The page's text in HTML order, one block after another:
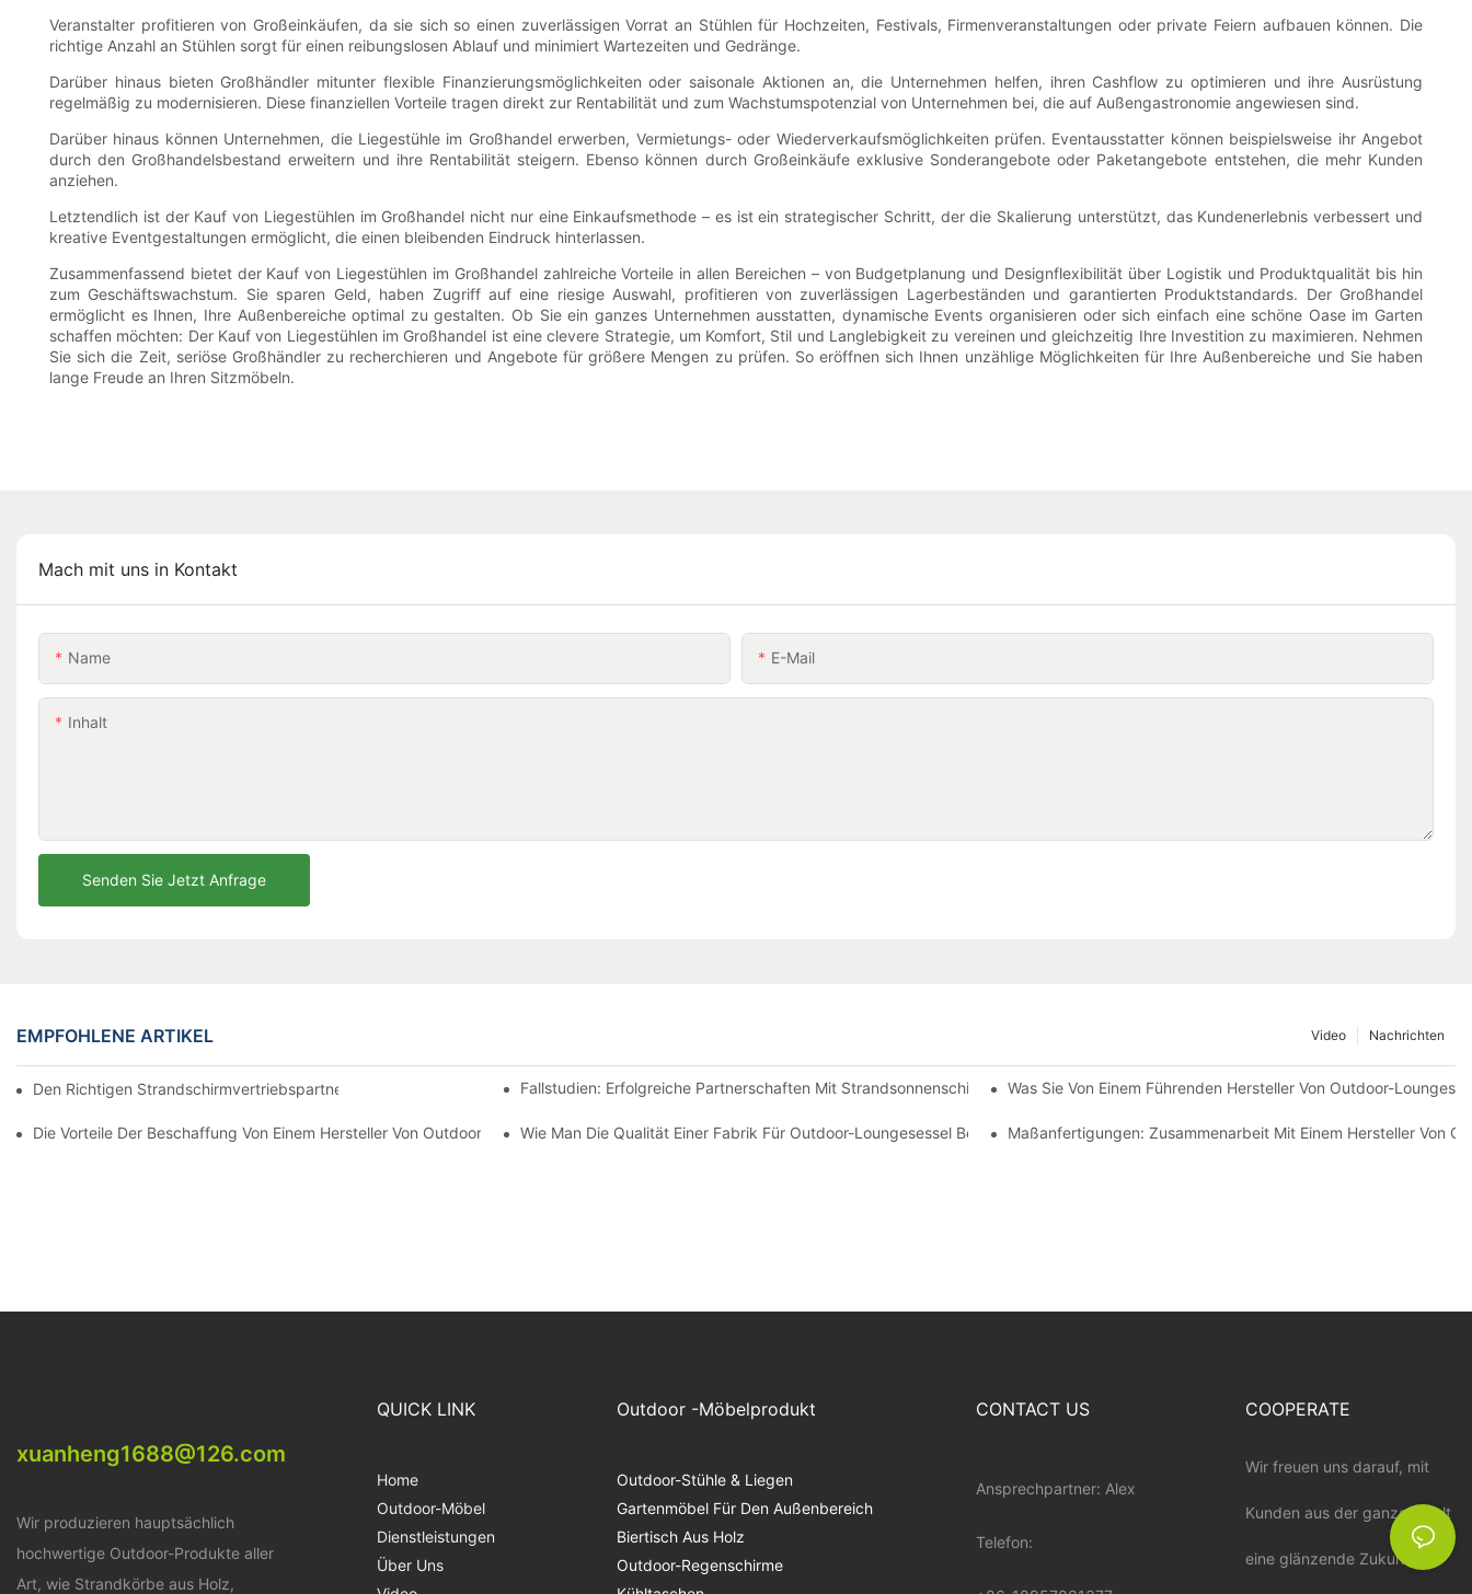
Veranstalter profitieren von Großeinkäufen, da sie sich so einen zuverlässigen Vorrat an Stühlen für Hochzeiten, Festivals, Firmenveranstaltungen oder private Feiern aufbauen können. Die
richtige Anzahl an Stühlen sorgt für einen reibungslosen Ablauf und minimiert Wartezeiten und Gedränge.
Darüber hinaus bieten Großhändler mitunter flexible Finanzierungsmöglichkeiten oder saisonale Aktionen an, die Unternehmen helfen, ihren Cashflow zu optimieren und ihre Ausrüstung
regelmäßig zu modernisieren. Diese finanziellen Vorteile tragen direkt zur Rentabilität und zum Wachstumspotenzial von Unternehmen bei, die auf Außengastronomie angewiesen sind.
Darüber hinaus können Unternehmen, die Liegestühle im Großhandel erwerben, Vermietungs- oder Wiederverkaufsmöglichkeiten prüfen. Eventausstatter können beispielsweise ihr Angebot
durch den Großhandelsbestand erweitern und ihre Rentabilität steigern. Ebenso können durch Großeinkäufe exklusive Sonderangebote oder Paketangebote entstehen, die mehr Kunden
anziehen.
Letztendlich ist der Kauf von Liegestühlen im Großhandel nicht nur eine Einkaufsmethode – es ist ein strategischer Schritt, der die Skalierung unterstützt, das Kundenerlebnis verbessert und
kreative Eventgestaltungen ermöglicht, die einen bleibenden Eindruck hinterlassen.
Zusammenfassend bietet der Kauf von Liegestühlen im Großhandel zahlreiche Vorteile in allen Bereichen – von Budgetplanung und Designflexibilität über Logistik und Produktqualität bis hin
zum Geschäftswachstum. Sie sparen Geld, haben Zugriff auf eine riesige Auswahl, profitieren von zuverlässigen Lagerbeständen und garantierten Produktstandards. Der Großhandel
ermöglicht es Ihnen, Ihre Außenbereiche optimal zu gestalten. Ob Sie ein ganzes Unternehmen ausstatten, dynamische Events organisieren oder sich einfach eine schöne Oase im Garten
schaffen möchten: Der Kauf von Liegestühlen im Großhandel ist eine clevere Strategie, um Komfort, Stil und Langlebigkeit zu vereinen und gleichzeitig Ihre Investition zu maximieren. Nehmen
Sie sich die Zeit, seriöse Großhändler zu recherchieren und Angebote für größere Mengen zu prüfen. So eröffnen sich Ihnen unzählige Möglichkeiten für Ihre Außenbereiche und Sie haben
lange Freude an Ihren Sitzmöbeln.
Mach mit uns in Kontakt
Name E-Mail
Inhalt
Senden Sie Jetzt Anfrage
EMPFOHLENE ARTIKEL Nachrichten
Video
Den Richtigen Strandschirmvertriebspartner Für Ihre Geschäftlichen Bedürfnisse FindenFallstudien: Erfolgreiche Partnerschaften Mit StrandsonnenschirmvertreibernWas Sie Von Einem Führenden Hersteller Von Outdoor-
Die Vorteile Der Beschaffung Von Einem Hersteller Von Outdoor-Lounge-StühlenWie Man Die Qualität Einer Fabrik Für Outdoor-Loungesessel BeurteiltMaßanfertigungen: Zusammenarbeit Mit Einem Hersteller Von
xuanheng1688@126.com
Wir produzieren hauptsächlich
hochwertige Outdoor-Produkte aller
Art, wie Strandkörbe aus Holz,
QUICK LINK
Home
Outdoor-Möbel
Dienstleistungen
Über Uns
Outdoor -Möbelprodukt
Outdoor-Stühle & Liegen
Gartenmöbel Für Den Außenbereich
Biertisch Aus Holz
Outdoor-Regenschirme
CONTACT US
Ansprechpartner: Alex
Telefon:
COOPERATE
Wir freuen uns darauf, mit
Kunden aus der ganzen Welt
eine glänzende Zukunft